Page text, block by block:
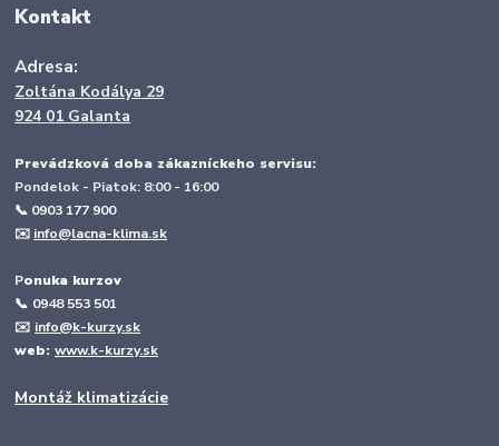
Kontakt
Adresa:
Zoltána Kodálya 29
924 01 Galanta
Prevádzková doba zákazníckeho servisu:
Pondelok - Piatok: 8:00 - 16:00
📞 0903 177 900
✉️ info@lacna-klima.sk
Ponuka kurzov
📞 0948 553 501
✉️ info@k-kurzy.sk
web:www.k-kurzy.sk
Montáž klimatizácie